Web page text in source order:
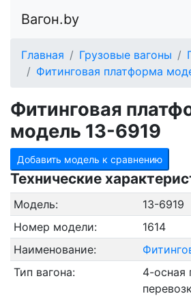
Вагон.by
Главная Грузовые вагоны
Фитинговая платформа
Фитинговая
модель 13-6919
Добавить модель к сравнению
Технические
Модель:
13-6919
Номер модели:
1614
Наименование:
Тип вагона:
4-осная